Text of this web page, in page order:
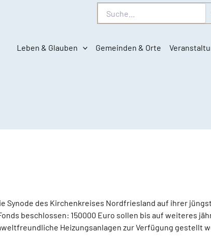
Suche
Leben & Glauben Gemeinden & Orte
Synode des Kirchenkreises Nordfriesland auf ihrer
beschlossen: 150000 Euro sollen bis auf weiteres
Heizungsanlagen zur Verfügung gestellt